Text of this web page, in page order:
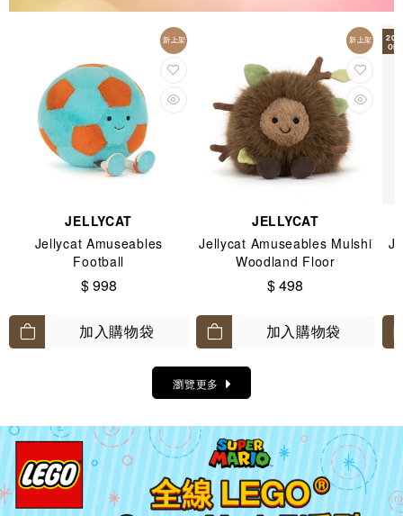
新上架
JELLYCAT
Jellycat Amuseables
Football
$ 998
加入購物袋
新上架
JELLYCAT
Jellycat Amuseables Mulshi
Woodland Floor
$ 498
加入購物袋
20
OFF
瀏覽更多